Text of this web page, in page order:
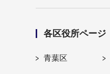
各区役所ページ
青葉区